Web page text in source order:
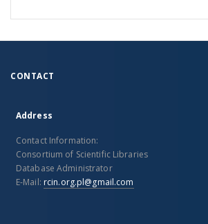
CONTACT
Address
Contact Information:
Consortium of Scientific Libraries
Database Administrator
E-Mail: rcin.org.pl@gmail.com